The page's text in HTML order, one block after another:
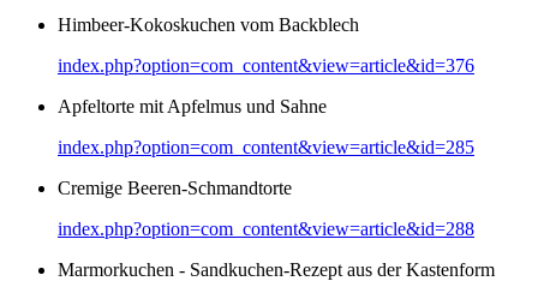
Himbeer-Kokoskuchen vom Backblech
index.php?option=com_content&view=article&id=376
Apfeltorte mit Apfelmus und Sahne
index.php?option=com_content&view=article&id=285
Cremige Beeren-Schmandtorte
index.php?option=com_content&view=article&id=288
Marmorkuchen - Sandkuchen-Rezept aus der Kastenform